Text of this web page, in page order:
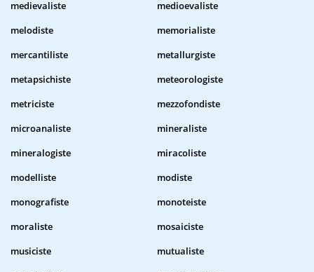
medievaliste
medioevaliste
melodiste
memorialiste
mercantiliste
metallurgiste
metapsichiste
meteorologiste
metriciste
mezzofondiste
microanaliste
mineraliste
mineralogiste
miracoliste
modelliste
modiste
monografiste
monoteiste
moraliste
mosaiciste
musiciste
mutualiste